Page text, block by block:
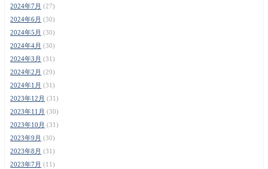
2024年7月 (27)
2024年6月 (30)
2024年5月 (30)
2024年4月 (30)
2024年3月 (31)
2024年2月 (29)
2024年1月 (31)
2023年12月 (31)
2023年11月 (30)
2023年10月 (31)
2023年9月 (30)
2023年8月 (31)
2023年7月 (11)